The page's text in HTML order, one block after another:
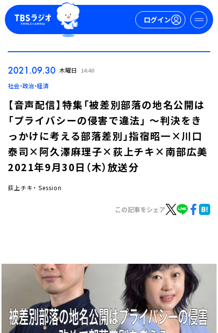
ログイン
週間番組表
2021.09.30 木曜日 14:40
社会・政治・経済
【音声配信】特集「被差別部落の地名公開は
「プライバシーの侵害で違法」 ～判決をき
っかけに考える部落差別」指宿昭一×川口
泰司×阿久澤麻理子×荻上チキ×南部広美
2021年9月30日（木）放送分
荻上チキ・ Session
この記事をシェア